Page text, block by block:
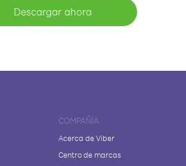
Descargar ahora
COMPAÑÍA
Acerca de Viber
Centro de marcas